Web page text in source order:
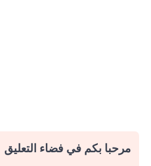
مرحبا بكم في فضاء التعليق